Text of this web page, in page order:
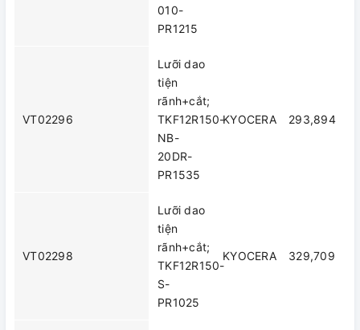
010-
PR1215
VT02296
Lưỡi dao
tiện
rãnh+cắt;
TKF12R150-
NB-
20DR-
PR1535
KYOCERA 293,894
VT02298
Lưỡi dao
tiện
rãnh+cắt;
TKF12R150-
S-
PR1025
KYOCERA 329,709